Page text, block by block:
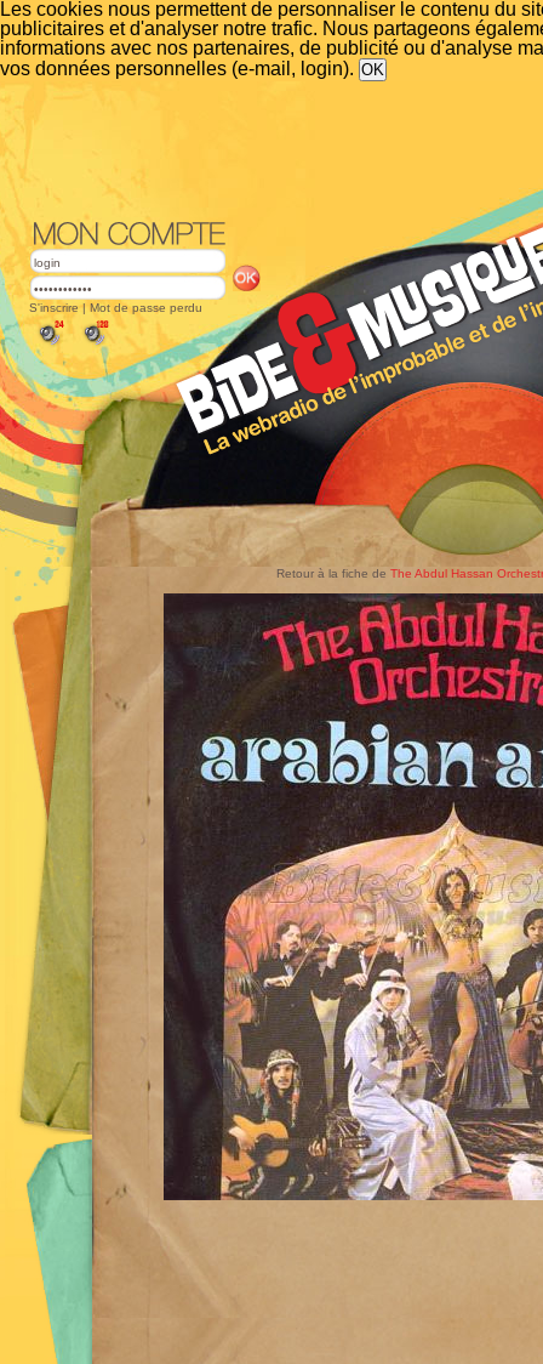
Les cookies nous permettent de personnaliser le contenu du
publicitaires et d'analyser notre trafic. Nous partageons
informations avec nos partenaires, de publicité ou d'analyse
vos données personnelles (e-mail, login).
S'inscrire | Mot de passe perdu
Retour à la fiche de The Abdul Hassan